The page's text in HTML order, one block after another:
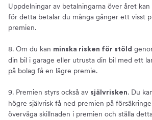
Uppdelningar av betalningarna över året
för detta betalar du många gånger ett visst
premien.
8. Om du kan minska risken för stöld
din bil i garage eller utrusta din bil med ett
på bolag få en lägre premie.
9. Premien styrs också av självrisken. Du
högre självrisk få ned premien på
överväga skillnaden i premien och ställa